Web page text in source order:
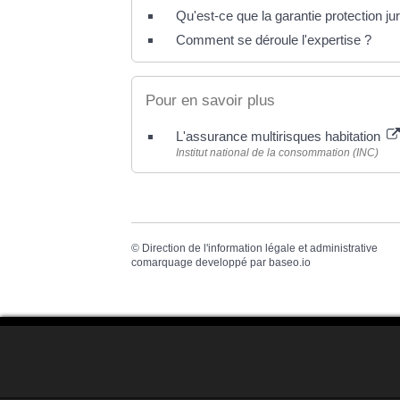
Qu'est-ce que la garantie protection
Comment se déroule l'expertise ?
Pour en savoir plus
L'assurance multirisques habitation
Institut national de la consommation (INC)
© Direction de l'information légale et administrative
comarquage developpé par baseo.io